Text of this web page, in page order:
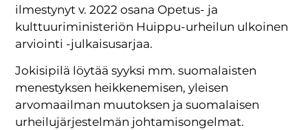
ilmestynyt v. 2022 osana Opetus- ja
kulttuuriministeriön Huippu-urheilun ulkoinen
arviointi -julkaisusarjaa.
Jokisipilä löytää syyksi mm. suomalaisten
menestyksen heikkenemisen, yleisen
arvomaailman muutoksen ja suomalaisen
urheilujärjestelmän johtamisongelmat.